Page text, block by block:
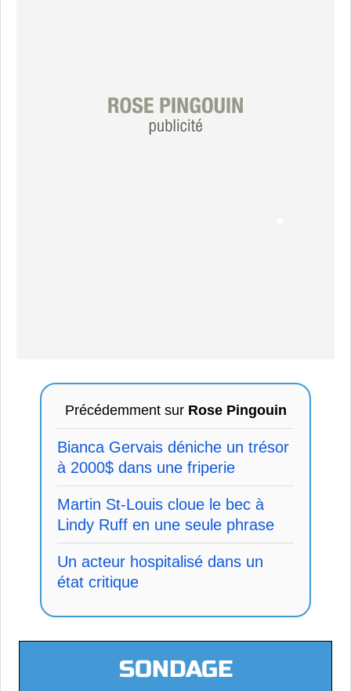
Précédemment sur Rose Pingouin
Bianca Gervais déniche un trésor
à 2000$ dans une friperie
Martin St-Louis cloue le bec à
Lindy Ruff en une seule phrase
Un acteur hospitalisé dans un
état critique
SONDAGE